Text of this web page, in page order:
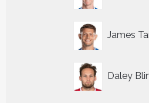
James
Daley